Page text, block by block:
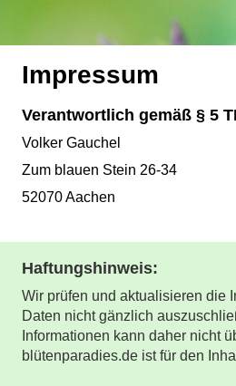
Impressum
Verantwortlich gemäß § 5
Volker Gauchel
Zum blauen Stein 26-34
52070 Aachen
Haftungshinweis:
Wir prüfen und aktualisieren die
Daten nicht gänzlich
Informationen kann daher nicht
blütenparadies.de ist für den